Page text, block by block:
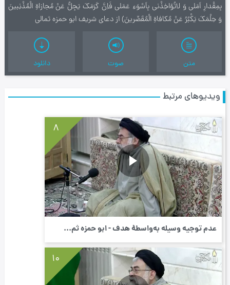
بِمِقْدارِ اَمَلى وَ لاتُؤاخِذْنى بِاَسْوَءِ عَمَلى فَاِنَّ كَرَمَكَ يَجِلُّ عَنْ مُجازاةِ الْمُذْنِبينَ
وَ حِلْمَكَ يَكْبُرُ عَنْ مُكافاةِ الْمُقَصِّرينَ) از دعای شریف ابو حمزه ثمالی
متن صوت دانلود
ویدیوهای مرتبط
8
عدم توجیه وسیله به‌واسطۀ هدف - ابو حمزه ثم...
10